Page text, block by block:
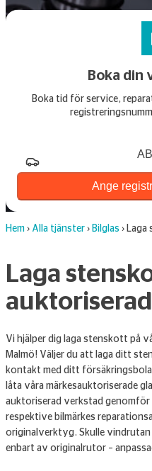
Boka din
Boka tid för service,
Ange
Hem › Alla tjänster › Bilglas ›
Laga
Vi hjälper dig laga stenskott på
Malmö! Väljer du att laga ditt
kontakt med ditt
låta våra märkesauktoriserade
auktoriserad verkstad
respektive bilmärkes
originalverktyg. Skulle
enbart av originalrutor –